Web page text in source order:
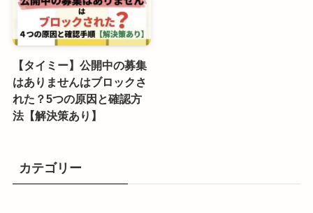
【タイミー】公開中の募集
はありませんはブロックさ
れた？5つの原因と確認方
法【解決策あり】
カテゴリー